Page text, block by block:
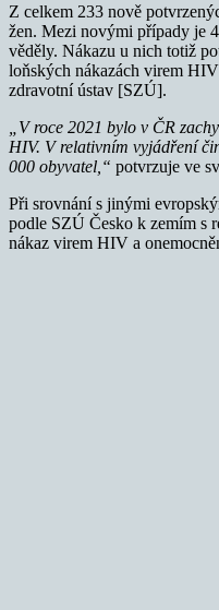
Z celkem 233 nově
žen. Mezi novými případy je
věděly. Nákazu u nich totiž
loňských nákazách virem
zdravotní ústav [SZÚ].
„V roce 2021 bylo v ČR
HIV. V relativním vyjádření
000 obyvatel,“ potvrzuje ve
Při srovnání s jinými
podle SZÚ Česko k zemím s
nákaz virem HIV a